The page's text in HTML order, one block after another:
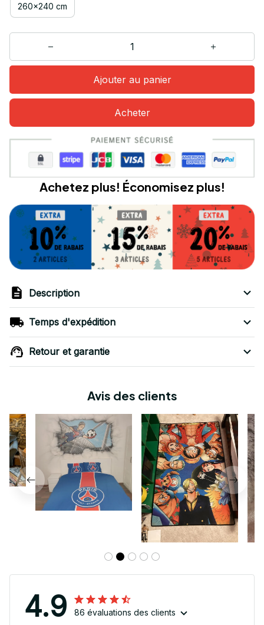
260x240 cm
Ajouter au panier
Acheter
Achetez plus! Économisez plus!
Description
Temps d'expédition
Retour et garantie
Avis des clients
4.9 86 évaluations des clients